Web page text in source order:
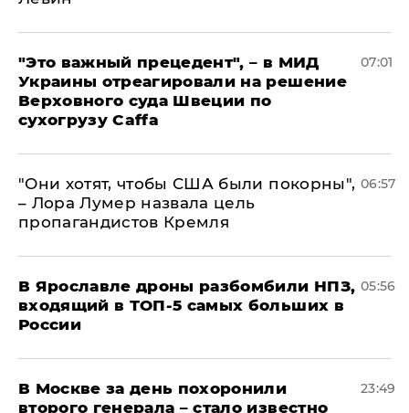
"Это важный прецедент", – в МИД
Украины отреагировали на решение
Верховного суда Швеции по
сухогрузу Caffa
07:01
"Они хотят, чтобы США были покорны",
– Лора Лумер назвала цель
пропагандистов Кремля
06:57
В Ярославле дроны разбомбили НПЗ,
входящий в ТОП-5 самых больших в
России
05:56
В Москве за день похоронили
второго генерала – стало известно
23:49